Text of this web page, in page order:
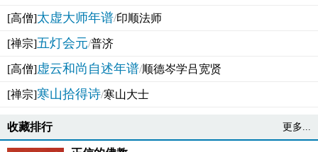
[高僧]太虚大师年谱/印顺法师
[禅宗]五灯会元/普济
[高僧]虚云和尚自述年谱/顺德岑学吕宽贤
[禅宗]寒山拾得诗/寒山大士
收藏排行 更多...